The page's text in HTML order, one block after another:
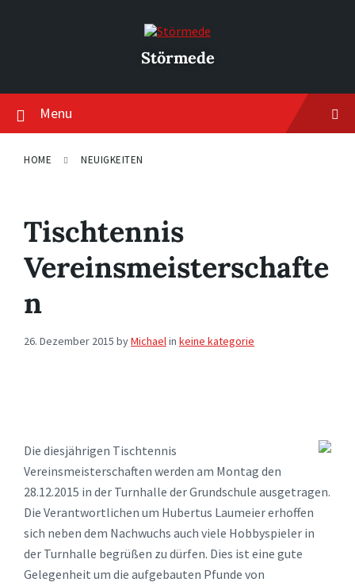
Störmede
Menu
HOME NEUIGKEITEN
Tischtennis
Vereinsmeisterschafte
n
26. Dezember 2015 byMichaelin keine kategorie
Die diesjährigen Tischtennis
Vereinsmeisterschaften werden am Montag den
28.12.2015 in der Turnhalle der Grundschule ausgetragen.
Die Verantwortlichen um Hubertus Laumeier erhoffen
sich neben dem Nachwuchs auch viele Hobbyspieler in
der Turnhalle begrüßen zu dürfen. Dies ist eine gute
Gelegenheit um die aufgebauten Pfunde von